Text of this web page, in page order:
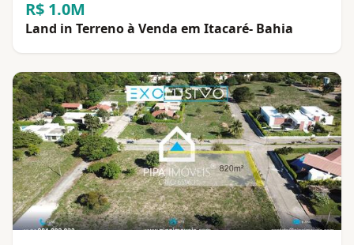
R$ 1.0M
Land in Terreno à Venda em Itacaré- Bahia